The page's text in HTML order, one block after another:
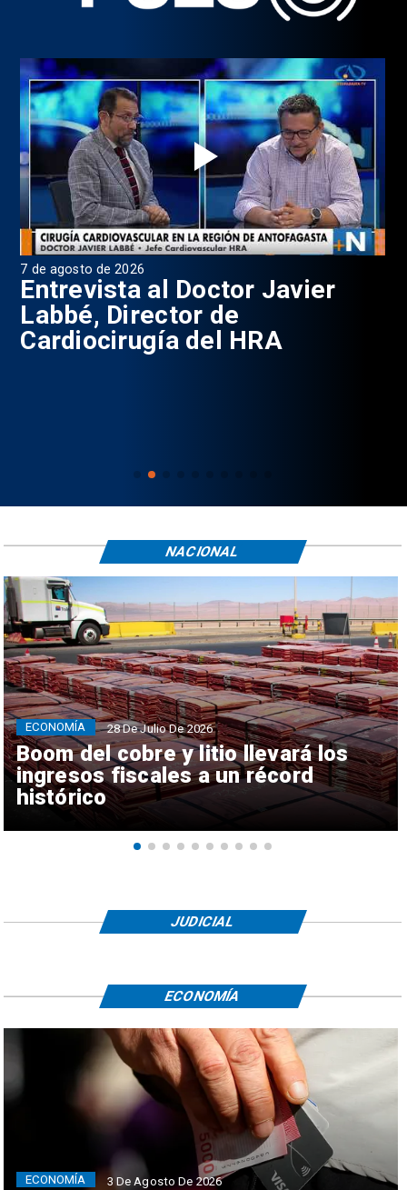
7 de agosto de 2026
Entrevista al Doctor Javier
Labbé, Director de
Cardiocirugía del HRA
Boom del cobre y litio llevará los
ingresos fiscales a un récord
histórico
ECONOMÍA 28 De Julio De 2026
NACIONAL
JUDICIAL
ECONOMÍA 3 De Agosto De 2026
ECONOMÍA